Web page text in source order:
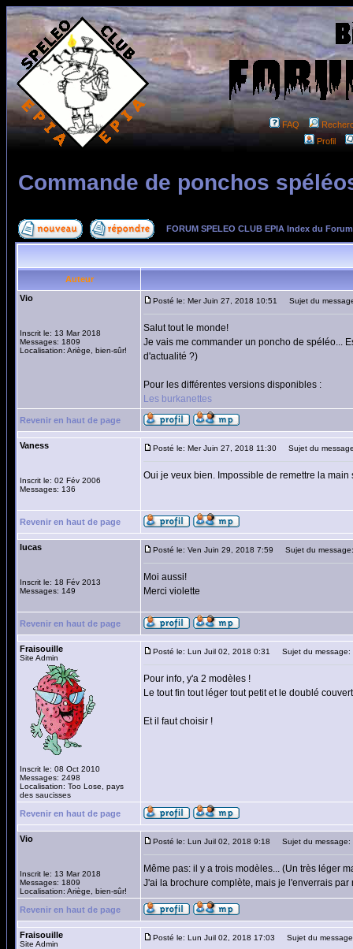
FAQ
Profil
Commande de ponchos
FORUM SPELEO CLUB EPIA Index du Forum
Auteur
Vio
Inscrit le: 13 Mar 2018
Messages: 1809
Localisation: Ariège, bien-sûr!
Posté le: Mer Juin 27, 2018 10:51 Sujet du
Salut tout le monde!
Je vais me commander un poncho de spéléo...
d'actualité ?)
Pour les différentes versions disponibles :
Les burkanettes
Revenir en haut de page
Vaness
Inscrit le: 02 Fév 2006
Messages: 136
Posté le: Mer Juin 27, 2018 11:30 Sujet du
Oui je veux bien. Impossible de remettre la main
Revenir en haut de page
lucas
Inscrit le: 18 Fév 2013
Messages: 149
Posté le: Ven Juin 29, 2018 7:59 Sujet du message:
Moi aussi!
Merci violette
Revenir en haut de page
Fraisouille
Site Admin
Inscrit le: 08 Oct 2010
Messages: 2498
Localisation: Too Lose, pays
des saucisses
Posté le: Lun Juil 02, 2018 0:31 Sujet du message:
Pour info, y'a 2 modèles !
Le tout fin tout léger tout petit et le doublé
Et il faut choisir !
Revenir en haut de page
Vio
Inscrit le: 13 Mar 2018
Messages: 1809
Localisation: Ariège, bien-sûr!
Posté le: Lun Juil 02, 2018 9:18 Sujet du message:
Même pas: il y a trois modèles... (Un très léger
J'ai la brochure complète, mais je l'enverrais
Revenir en haut de page
Fraisouille
Site Admin
Posté le: Lun Juil 02, 2018 17:03 Sujet du